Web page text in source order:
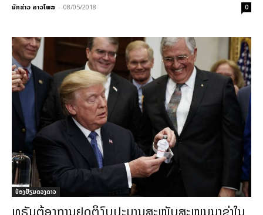
ນັກຂ່າວ ລາວໂພສ - 08/05/2018 0
ປ່ອງຢ້ຽມດວງດາວ